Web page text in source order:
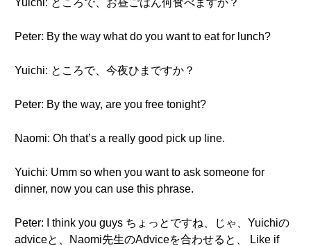
Yuichi: ところで、お昼ごはん何食べますか？
Peter: By the way what do you want to eat for lunch?
Yuichi: ところで、今夜ひまですか？
Peter: By the way, are you free tonight?
Naomi: Oh that’s a really good pick up line.
Yuichi: Umm so when you want to ask someone for
dinner, now you can use this phrase.
Peter: I think you guys ちょっとですね、じゃ、Yuichiの
adviceと、Naomi先生のAdviceを合わせると、 Like if